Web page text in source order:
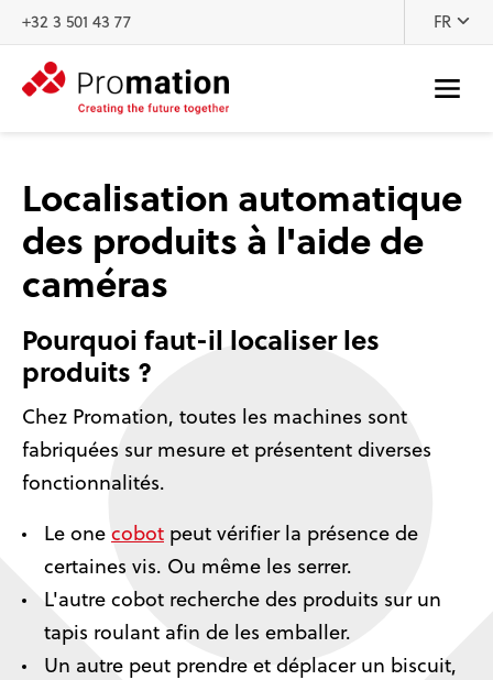
Au contenu
+32 3 501 43 77 FR
Localisation automatique
des produits à l'aide de
caméras
Pourquoi faut-il localiser les
produits ?
Chez Promation, toutes les machines sont
fabriquées sur mesure et présentent diverses
fonctionnalités.
Le one cobot peut vérifier la présence de
certaines vis. Ou même les serrer.
L'autre cobot recherche des produits sur un
tapis roulant afin de les emballer.
Un autre peut prendre et déplacer un biscuit,